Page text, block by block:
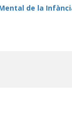
de la